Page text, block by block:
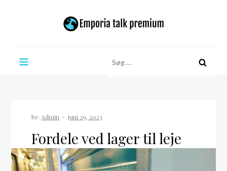
efter:
by: Admin
Fordele ved lager til leje